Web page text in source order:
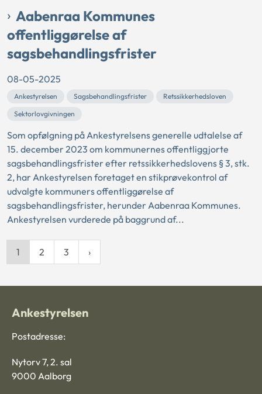
Aabenraa Kommunes
offentliggørelse af
sagsbehandlingsfrister
08-05-2025
Ankestyrelsen Sagsbehandlingsfrister
Retssikkerhedsloven
Sektorlovgivningen
Som opfølgning på Ankestyrelsens generelle udtalelse af
15. december 2023 om kommunernes offentliggjorte
sagsbehandlingsfrister efter retssikkerhedslovens § 3, stk.
2, har Ankestyrelsen foretaget en stikprøvekontrol af
udvalgte kommuners offentliggørelse af
sagsbehandlingsfrister, herunder Aabenraa Kommunes.
Ankestyrelsen vurderede på baggrund af...
1 2 3
Ankestyrelsen
Postadresse:
Nytorv 7, 2. sal
9000 Aalborg